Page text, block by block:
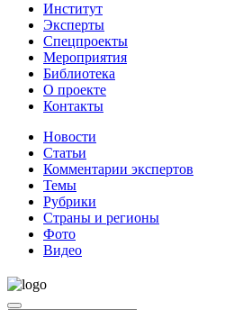
Институт
Эксперты
Спецпроекты
Мероприятия
Библиотека
О проекте
Контакты
Новости
Статьи
Комментарии экспертов
Темы
Рубрики
Страны и регионы
Фото
Видео